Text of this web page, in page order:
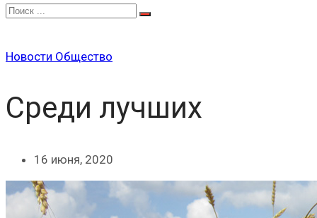
Новости Общество
Среди лучших
16 июня, 2020